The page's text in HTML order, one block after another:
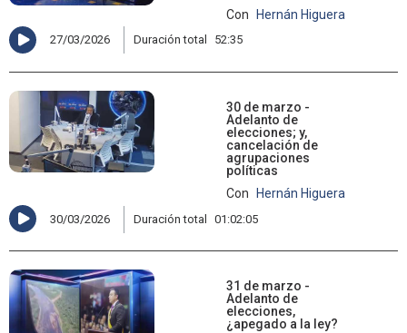
Con
Hernán Higuera
27/03/2026 Duración total 52:35
30 de marzo -
Adelanto de
elecciones; y,
cancelación de
agrupaciones
políticas
Con
Hernán Higuera
30/03/2026 Duración total 01:02:05
31 de marzo -
Adelanto de
elecciones,
¿apegado a la ley?